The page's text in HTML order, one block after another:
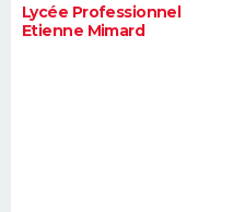
Lycée Professionnel
Etienne Mimard